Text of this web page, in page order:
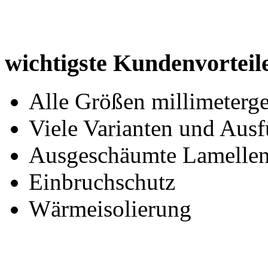
wichtigste
Alle Größen
Viele Varianten und
Ausgeschäumte
Einbruchschutz
Wärmeisolierung